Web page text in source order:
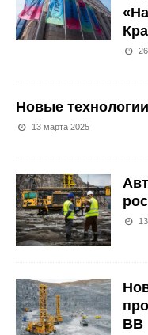
Новые
13 марта 2025
ВВ